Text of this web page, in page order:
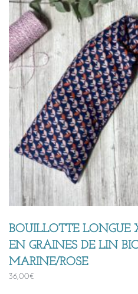
BOUILLOTTE LONGUE
EN GRAINES DE LIN
MARINE/ROSE
36,00€